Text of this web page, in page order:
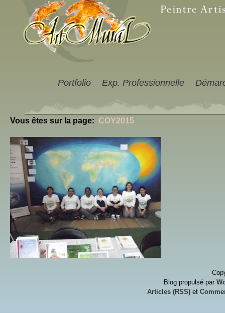
Portfolio Exp. Professionnelle
Vous êtes sur la page: COY2015
Blog propulsé par
Articles (RSS) et